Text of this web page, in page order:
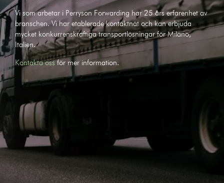
Vi som arbetar i Perryson Forwarding har 25 års erfarenhet av
branschen. Vi har etablerade kontaktnät och kan erbjuda
mycket konkurrenskraftiga transportlösningar för Milano,
Italien.
Kontakta oss för mer information.